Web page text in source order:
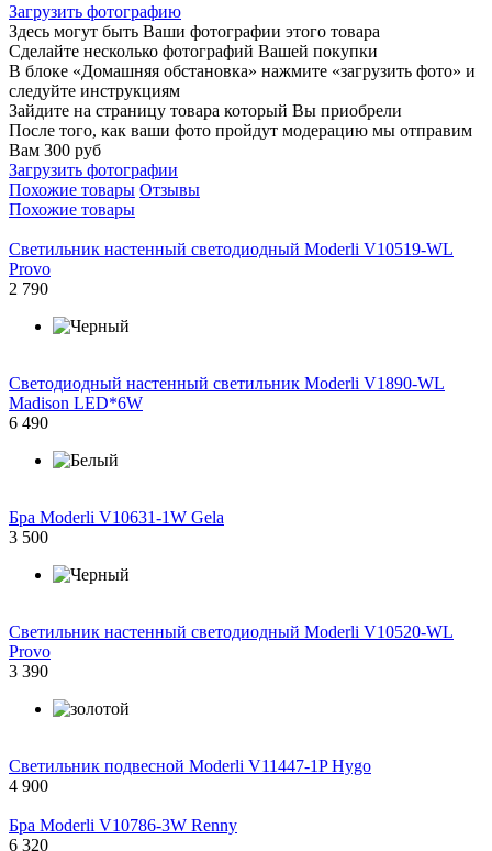
Загрузить фотографию
Здесь могут быть Ваши фотографии этого товара
Сделайте несколько фотографий Вашей покупки
В блоке «Домашняя обстановка» нажмите «загрузить фото» и
следуйте инструкциям
Зайдите на страницу товара который Вы приобрели
После того, как ваши фото пройдут модерацию мы отправим
Вам 300 руб
Загрузить фотографии
Похожие товары Отзывы
Похожие товары
Светильник настенный светодиодный Moderli V10519-WL
Provo
2 790
Светодиодный настенный светильник Moderli V1890-WL
Madison LED*6W
6 490
Бра Moderli V10631-1W Gela
3 500
Светильник настенный светодиодный Moderli V10520-WL
Provo
3 390
Светильник подвесной Moderli V11447-1P Hygo
4 900
Бра Moderli V10786-3W Renny
6 320